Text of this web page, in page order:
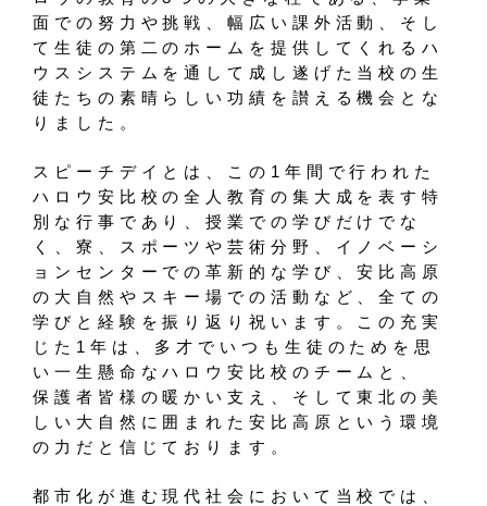
面での努力や挑戦、幅広い課外活動、そし
て生徒の第二のホームを提供してくれるハ
ウスシステムを通して成し遂げた当校の生
徒たちの素晴らしい功績を讃える機会とな
りました。
スピーチデイとは、この1年間で行われた
ハロウ安比校の全人教育の集大成を表す特
別な行事であり、授業での学びだけでな
く、寮、スポーツや芸術分野、イノベーシ
ョンセンターでの革新的な学び、安比高原
の大自然やスキー場での活動など、全ての
学びと経験を振り返り祝います。この充実
じた1年は、多才でいつも生徒のためを思
い一生懸命なハロウ安比校のチームと、
保護者皆様の暖かい支え、そして東北の美
しい大自然に囲まれた安比高原という環境
の力だと信じております。
都市化が進む現代社会において当校では、